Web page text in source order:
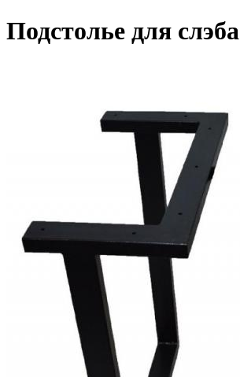
Подстолье для слэба